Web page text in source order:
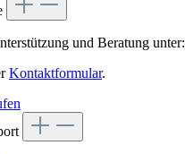
und Beratung unter:
Kontaktformular.